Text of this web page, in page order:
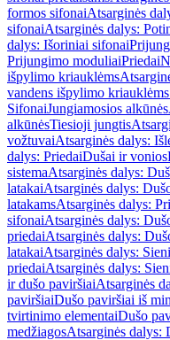
formos sifonaiAtsarginės
sifonaiAtsarginės dalys:
dalys: Išoriniai sifonai
Prijungimo moduliaiPriedai
išpylimo kriauklėms
vandens išpylimo kriauklėms
SifonaiJungiamosios alkūnės
alkūnėsTiesioji jungtis
vožtuvaiAtsarginės dalys:
dalys: PriedaiDušai ir vonios
sistemaAtsarginės dalys:
latakaiAtsarginės dalys:
latakamsAtsarginės dalys:
sifonaiAtsarginės dalys:
priedaiAtsarginės dalys:
latakaiAtsarginės dalys:
priedaiAtsarginės dalys:
ir dušo paviršiaiAtsarginės
paviršiaiDušo paviršiai iš
tvirtinimo elementaiDušo
medžiagosAtsarginės dalys: